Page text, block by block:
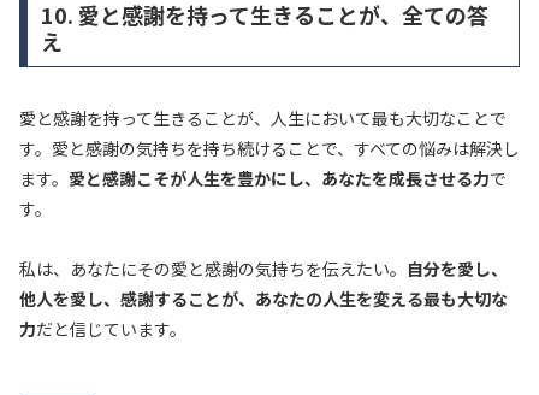
10. 愛と感謝を持って生きることが、全ての答
え
愛と感謝を持って生きることが、人生において最も大切なことで
す。愛と感謝の気持ちを持ち続けることで、すべての悩みは解決し
ます。 愛と感謝こそが人生を豊かにし、あなたを成長させる力で
す。
私は、あなたにその愛と感謝の気持ちを伝えたい。 自分を愛し、
他人を愛し、感謝することが、あなたの人生を変える最も大切な
力だと信じています。